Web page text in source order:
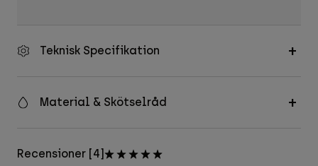
Teknisk Specifikation
Material & Skötselråd
Recensioner [4]